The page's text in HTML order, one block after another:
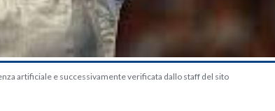
artificiale e successivamente verificata dallo staff del sito